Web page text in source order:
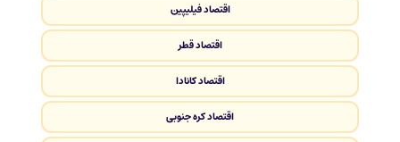
اقتصاد فیلیپین
اقتصاد قطر
اقتصاد کانادا
اقتصاد کره جنوبی